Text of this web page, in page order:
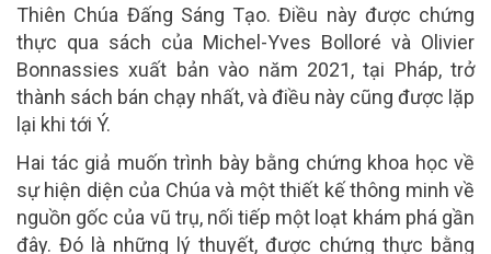
Thiên Chúa Đấng Sáng Tạo. Điều này được chứng
thực qua sách của Michel-Yves Bolloré và Olivier
Bonnassies xuất bản vào năm 2021, tại Pháp, trở
thành sách bán chạy nhất, và điều này cũng được lặp
lại khi tới Ý.
Hai tác giả muốn trình bày bằng chứng khoa học về
sự hiện diện của Chúa và một thiết kế thông minh về
nguồn gốc của vũ trụ, nối tiếp một loạt khám phá gần
đây. Đó là những lý thuyết, được chứng thực bằng